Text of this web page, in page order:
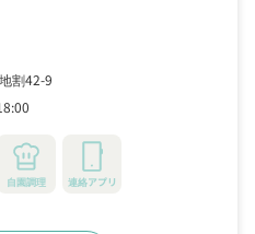
割42-9
自園調理 連絡アプリ